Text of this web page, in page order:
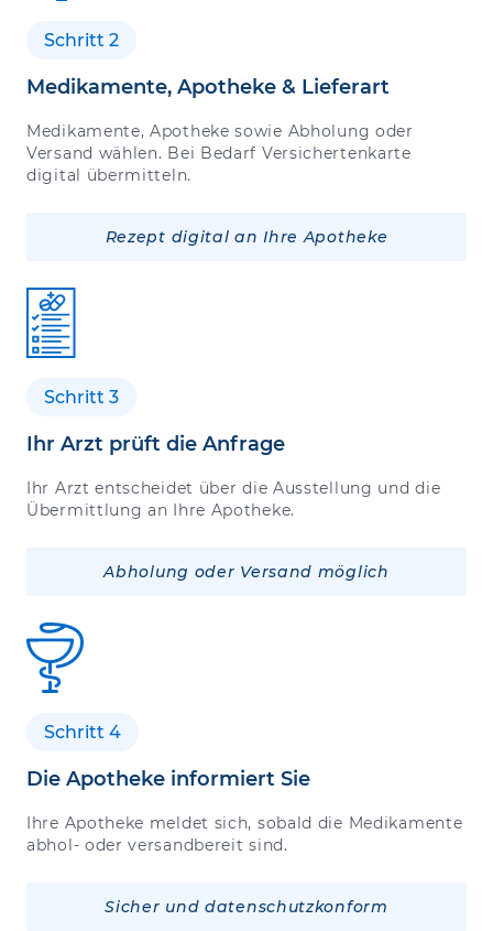
Schritt 2
Medikamente, Apotheke & Lieferart
Medikamente, Apotheke sowie Abholung oder
Versand wählen. Bei Bedarf Versichertenkarte
digital übermitteln.
Rezept digital an Ihre Apotheke
Schritt 3
Ihr Arzt prüft die Anfrage
Ihr Arzt entscheidet über die Ausstellung und die
Übermittlung an Ihre Apotheke.
Abholung oder Versand möglich
Schritt 4
Die Apotheke informiert Sie
Ihre Apotheke meldet sich, sobald die Medikamente
abhol- oder versandbereit sind.
Sicher und datenschutzkonform